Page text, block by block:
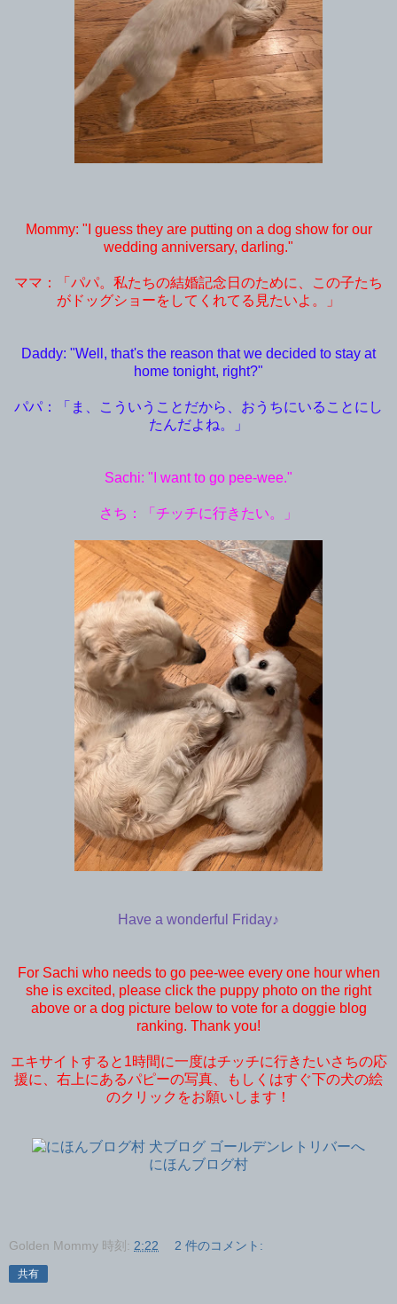
Mommy: "I guess they are putting on a dog show for our
wedding anniversary, darling."
ママ：「パパ。私たちの結婚記念日のために、この子たち
がドッグショーをしてくれてる見たいよ。」
Daddy: "Well, that's the reason that we decided to stay at
home tonight, right?"
パパ：「ま、こういうことだから、おうちにいることにし
たんだよね。」
Sachi: "I want to go pee-wee."
さち：「チッチに行きたい。」
Have a wonderful Friday♪
For Sachi who needs to go pee-wee every one hour when
she is excited, please click the puppy photo on the right
above or a dog picture below to vote for a doggie blog
ranking. Thank you!
エキサイトすると1時間に一度はチッチに行きたいさちの応
援に、右上にあるパピーの写真、もしくはすぐ下の犬の絵
のクリックをお願いします！
にほんブログ村
Golden Mommy 時刻: 2:22 2 件のコメント:
共有